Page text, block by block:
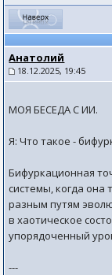
Анатолий
18.12.2025, 19:45
МОЯ БЕСЕДА С ИИ.
Я: Что такое -
Бифуркационная
системы, когда она
разным путям
в хаотическое
упорядоченный
---